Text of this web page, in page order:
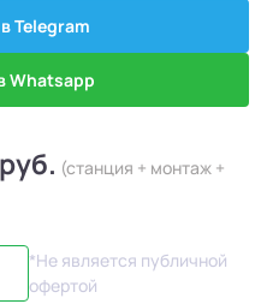
Telegram
Whatsapp
руб. (станция + монтаж +
*Не является публичной
офертой